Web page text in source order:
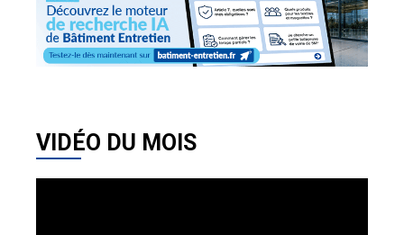
VIDÉO DU MOIS